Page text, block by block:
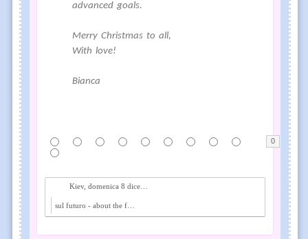
advanced goals.
Merry Christmas to all,
With love!
Bianca
0